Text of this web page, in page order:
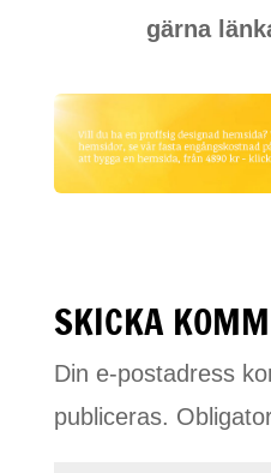
gärna
SKICKA
Din e-postadress
publiceras.